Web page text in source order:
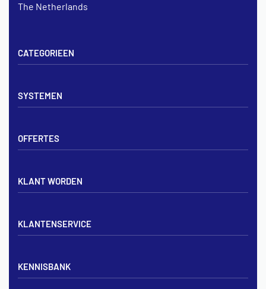
CATEGORIEEN
Verdelers
Noppenplaten
Draadmatten
SYSTEMEN
Noppenplaat systeem
OFFERTES
Offerte voor vloerverwarming
Vloerverwarming Tilburg
KLANT WORDEN
Aanmelden zakelijk
The Netherlands
KLANTENSERVICE
Zakelijk aanmelden
KENNISBANK